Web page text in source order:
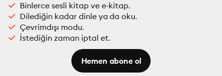
Binlerce sesli kitap ve e-kitap.
Dilediğin kadar dinle ya da oku.
Çevrimdışı modu.
İstediğin zaman iptal et.
Hemen abone ol